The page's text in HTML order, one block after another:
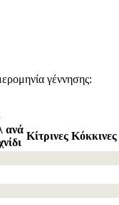
γέννησης:
ανά
Κίτρινες Κόκκινες